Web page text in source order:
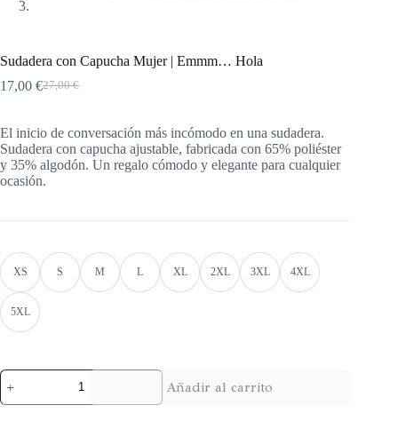
Sudadera con Capucha Mujer | Emmm… Hola
27,00€
17,00 €
El inicio de conversación más incómodo en una sudadera.
Sudadera con capucha ajustable, fabricada con 65% poliéster
y 35% algodón. Un regalo cómodo y elegante para cualquier
ocasión.
XS S M L XL 2XL 3XL 4XL
5XL
Añadir al carrito